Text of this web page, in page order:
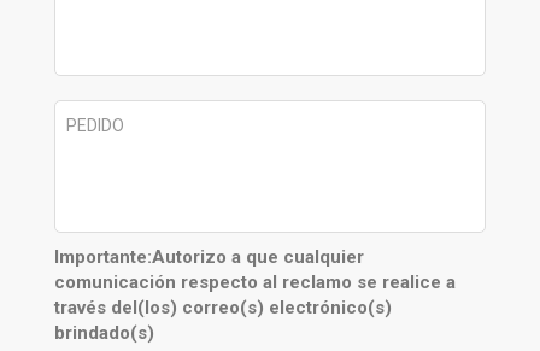
PEDIDO
Importante:Autorizo a que cualquier
comunicación respecto al reclamo se realice a
través del(los) correo(s) electrónico(s)
brindado(s)